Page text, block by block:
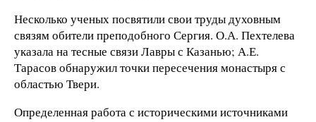
Несколько ученых посвятили свои труды духовным
связям обители преподобного Сергия. О.А. Пехтелева
указала на тесные связи Лавры с Казанью; А.Е.
Тарасов обнаружил точки пересечения монастыря с
областью Твери.
Определенная работа с историческими источниками